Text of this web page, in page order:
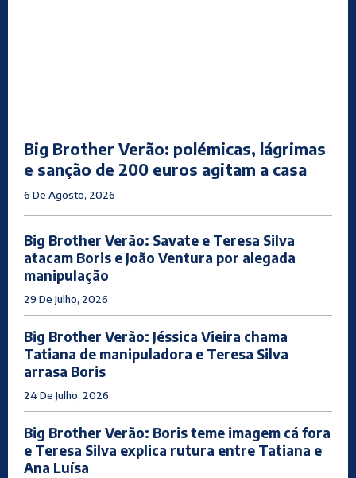
Big Brother Verão: polémicas, lágrimas
e sanção de 200 euros agitam a casa
6 De Agosto, 2026
Big Brother Verão: Savate e Teresa Silva
atacam Boris e João Ventura por alegada
manipulação
29 De Julho, 2026
Big Brother Verão: Jéssica Vieira chama
Tatiana de manipuladora e Teresa Silva
arrasa Boris
24 De Julho, 2026
Big Brother Verão: Boris teme imagem cá fora
e Teresa Silva explica rutura entre Tatiana e
Ana Luísa